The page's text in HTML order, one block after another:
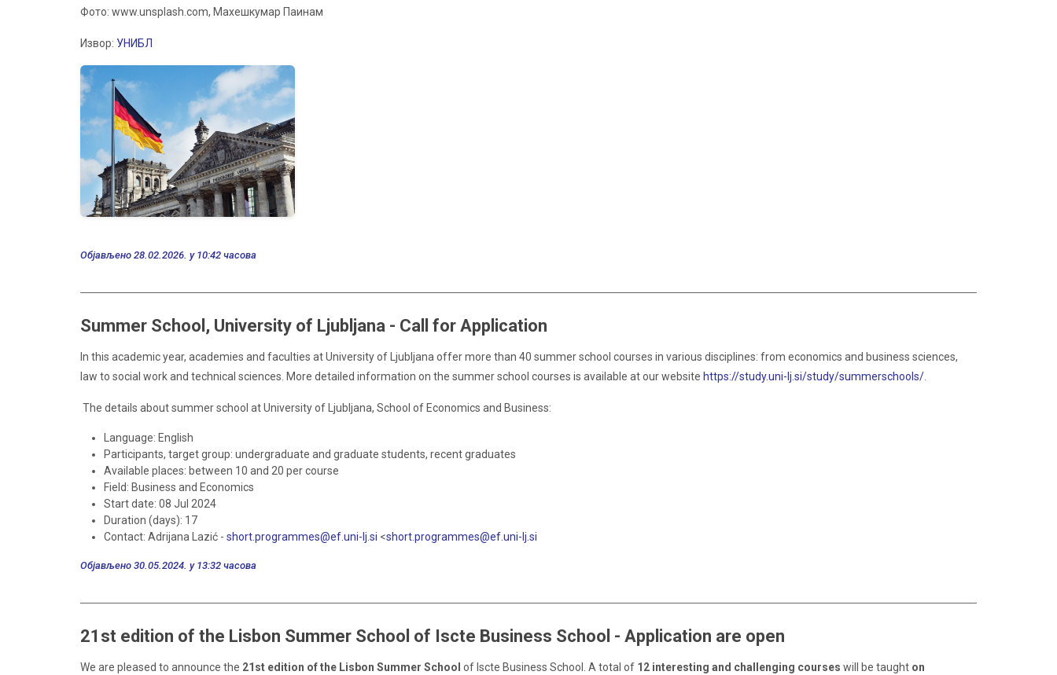
Фото: www.unsplash.com, Махешкумар Паинам
Извор: УНИБЛ
Објављено 28.02.2026. у 10:42 часова
Summer School, University of Ljubljana - Call for Application
In this academic year, academies and faculties at University of Ljubljana offer more than 40 summer school courses in various disciplines: from economics and business sciences,
law to social work and technical sciences. More detailed information on the summer school courses is available at our website https://study.uni-lj.si/study/summerschools/
The details about summer school at University of Ljubljana, School of Economics and Business:
Language: English
Participants, target group: undergraduate and graduate students, recent graduates
Available places: between 10 and 20 per course
Field: Business and Economics
Start date: 08 Jul 2024
Duration (days): 17
Contact: Adrijana Lazić - short.programmes@ef.uni-lj.si <short.programmes@ef.uni-lj.si
Објављено 30.05.2024. у 13:32 часова
21st edition of the Lisbon Summer School of Iscte Business School - Application are open
We are pleased to announce the 21st edition of the Lisbon Summer School of Iscte Business School. A total of 12 interesting and challenging courses will be taught on